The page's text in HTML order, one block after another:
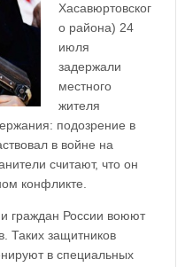
Хасавюртовског
о района) 24
июля
задержали
местного
жителя
подозрение в
в войне на
считают, что он
конфликте.
граждан России воюют
Таких защитников
в специальных